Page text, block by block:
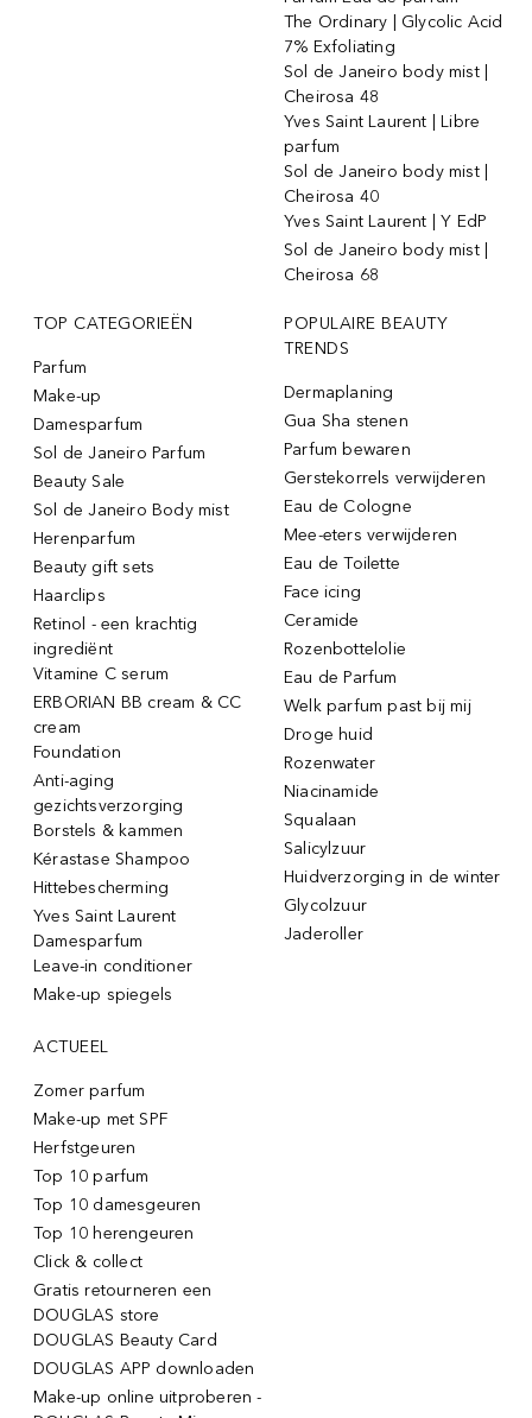
The Ordinary | Glycolic Acid
7% Exfoliating
Sol de Janeiro body mist |
Cheirosa 48
Yves Saint Laurent | Libre
parfum
Sol de Janeiro body mist |
Cheirosa 40
Yves Saint Laurent | Y EdP
Sol de Janeiro body mist |
Cheirosa 68
TOP CATEGORIEËN
Parfum
Make-up
Damesparfum
Sol de Janeiro Parfum
Beauty Sale
Sol de Janeiro Body mist
Herenparfum
Beauty gift sets
Haarclips
Retinol - een krachtig
ingrediënt
Vitamine C serum
ERBORIAN BB cream & CC
cream
Foundation
Anti-aging
gezichtsverzorging
Borstels & kammen
Kérastase Shampoo
Hittebescherming
Yves Saint Laurent
Damesparfum
Leave-in conditioner
Make-up spiegels
POPULAIRE BEAUTY
TRENDS
Dermaplaning
Gua Sha stenen
Parfum bewaren
Gerstekorrels verwijderen
Eau de Cologne
Mee-eters verwijderen
Eau de Toilette
Face icing
Ceramide
Rozenbottelolie
Eau de Parfum
Welk parfum past bij mij
Droge huid
Rozenwater
Niacinamide
Squalaan
Salicylzuur
Huidverzorging in de winter
Glycolzuur
Jaderoller
ACTUEEL
Zomer parfum
Make-up met SPF
Herfstgeuren
Top 10 parfum
Top 10 damesgeuren
Top 10 herengeuren
Click & collect
Gratis retourneren een
DOUGLAS store
DOUGLAS Beauty Card
DOUGLAS APP downloaden
Make-up online uitproberen -